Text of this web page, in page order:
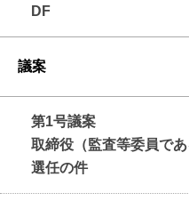
DF
議案
第1号議案
取締役（監査等委員で
選任の件